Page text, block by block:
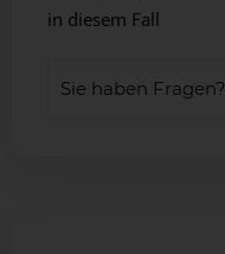
in diesem Fall
Sie haben Fragen?